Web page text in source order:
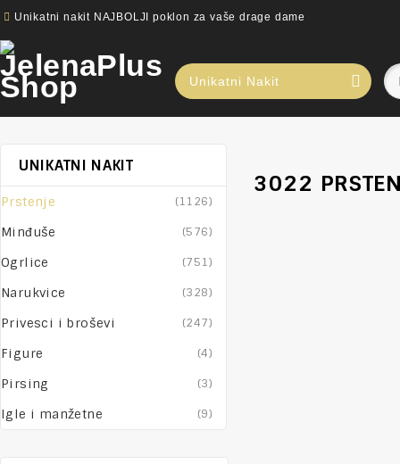
Unikatni nakit NAJBOLJI poklon za vaše drage dame
Unikatni Nakit
3022
UNIKATNI NAKIT
Prstenje (1126)
Minđuše (576)
Ogrlice (751)
Narukvice (328)
Privesci i broševi (247)
Figure (4)
Pirsing (3)
Igle i manžetne (9)